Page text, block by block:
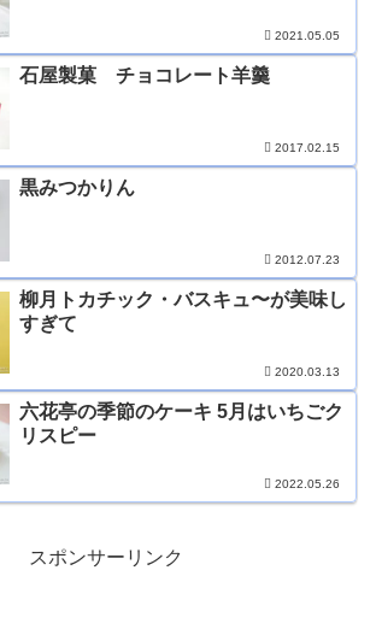
2021.05.05
石屋製菓 チョコレート羊羹
2017.02.15
黒みつかりん
2012.07.23
柳月トカチック・バスキュ〜が美味し
すぎて
2020.03.13
六花亭の季節のケーキ 5月はいちごク
リスピー
2022.05.26
スポンサーリンク